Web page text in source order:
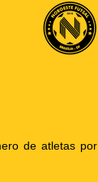
de atletas por